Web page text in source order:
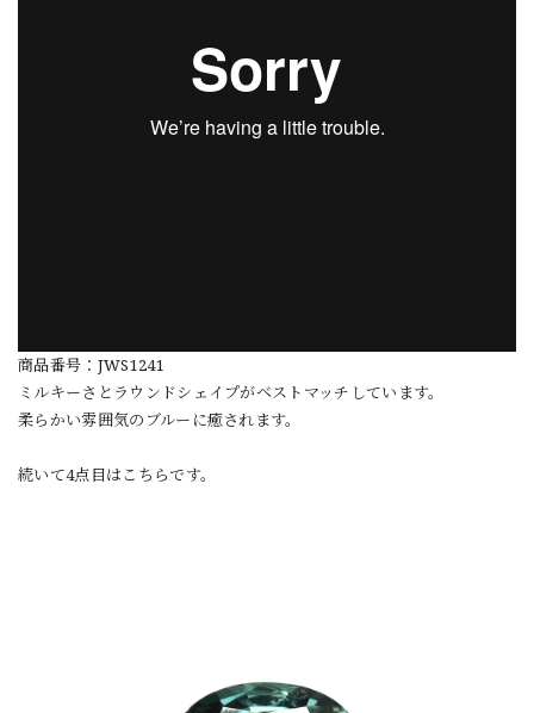
商品番号：JWS1241
ミルキーさとラウンドシェイプがベストマッチしています。
柔らかい雰囲気のブルーに癒されます。
続いて4点目はこちらです。